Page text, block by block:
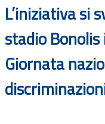
L’iniziativa si
stadio
Giornata